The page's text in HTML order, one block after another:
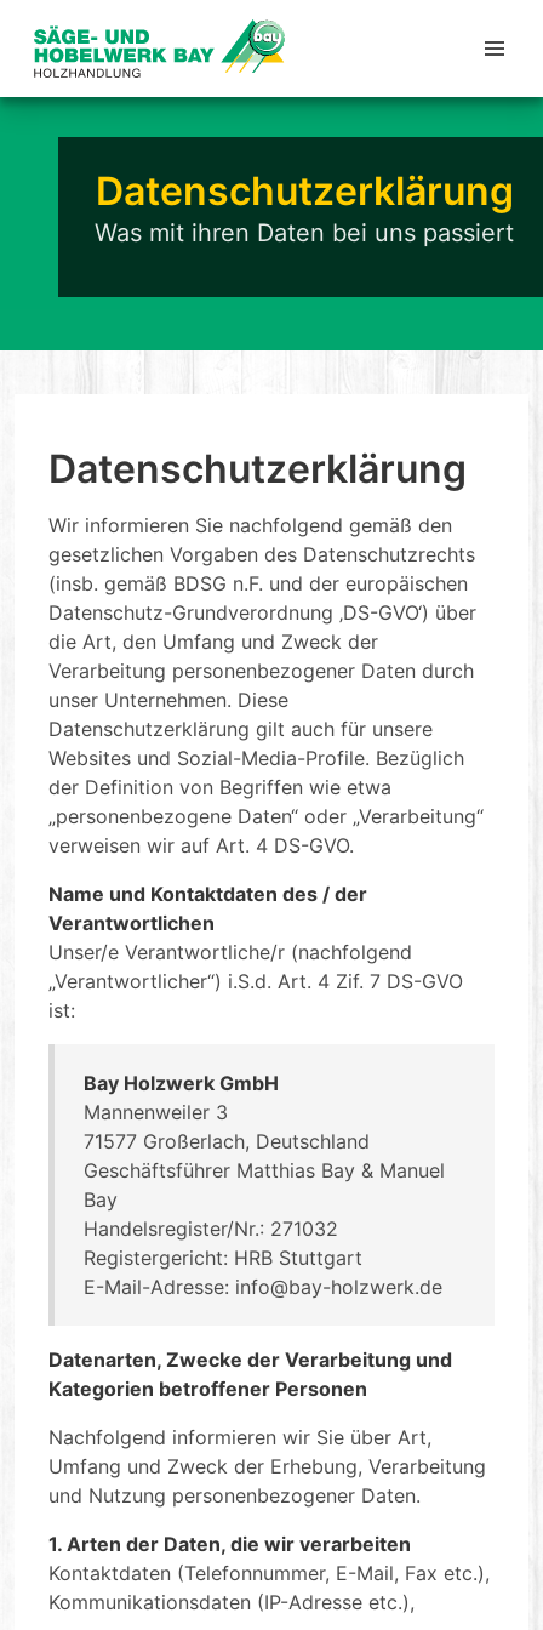
Datenschutzerklärung
Was mit ihren Daten bei uns passiert
Datenschutzerklärung
Wir informieren Sie nachfolgend gemäß den
gesetzlichen Vorgaben des Datenschutzrechts
(insb. gemäß BDSG n.F. und der europäischen
Datenschutz-Grundverordnung ‚DS-GVO‘) über
die Art, den Umfang und Zweck der
Verarbeitung personenbezogener Daten durch
unser Unternehmen. Diese
Datenschutzerklärung gilt auch für unsere
Websites und Sozial-Media-Profile. Bezüglich
der Definition von Begriffen wie etwa
„personenbezogene Daten“ oder „Verarbeitung“
verweisen wir auf Art. 4 DS-GVO.
Name und Kontaktdaten des / der
Verantwortlichen
Unser/e Verantwortliche/r (nachfolgend
„Verantwortlicher“) i.S.d. Art. 4 Zif. 7 DS-GVO
ist:
Bay Holzwerk GmbH
Mannenweiler 3
71577 Großerlach, Deutschland
Geschäftsführer Matthias Bay & Manuel
Bay
Handelsregister/Nr.: 271032
Registergericht: HRB Stuttgart
E-Mail-Adresse: info@bay-holzwerk.de
Datenarten, Zwecke der Verarbeitung und
Kategorien betroffener Personen
Nachfolgend informieren wir Sie über Art,
Umfang und Zweck der Erhebung, Verarbeitung
und Nutzung personenbezogener Daten.
1. Arten der Daten, die wir verarbeiten
Kontaktdaten (Telefonnummer, E-Mail, Fax etc.),
Kommunikationsdaten (IP-Adresse etc.),